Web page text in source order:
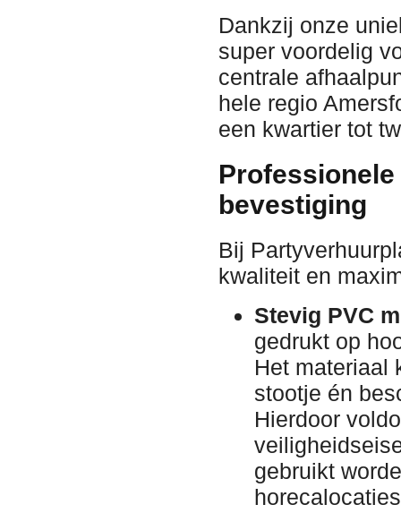
Dankzij onze
super voordelig
centrale
hele regio
een kwartier tot
bevestiging
Bij
kwaliteit en
Stevig PVC
gedrukt op
Het materiaal
stootje én
Hierdoor
gebruikt